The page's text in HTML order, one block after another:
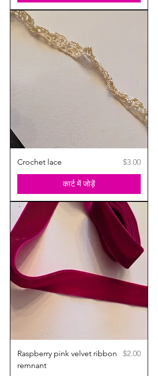
Crochet lace मूल्य
$3.00
कार्ट में जोड़ें
Raspberry pink velvet ribbon
remnant
मूल्य
$2.00